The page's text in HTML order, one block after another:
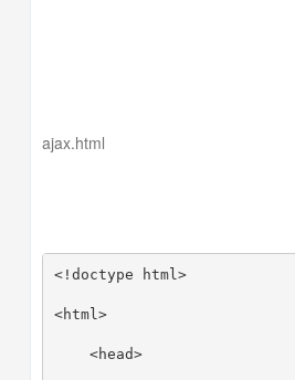
ajax.html
<!doctype html>
<html>
    <head>